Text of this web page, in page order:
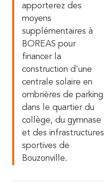
apporterez des
moyens
supplémentaires à
BOREAS pour
financer la
construction d'une
centrale solaire en
ombrières de parking
dans le quartier du
collège, du gymnase
et des infrastructures
sportives de
Bouzonville.